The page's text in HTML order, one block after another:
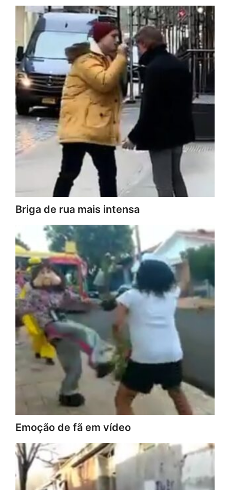
Briga de rua mais intensa
Emoção de fã em vídeo